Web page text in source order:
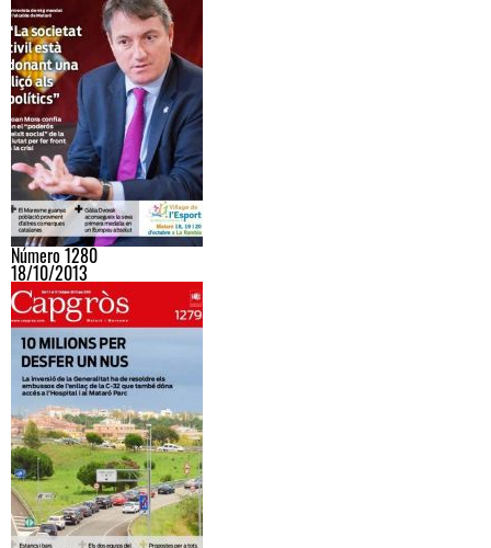
Número 1280
18/10/2013